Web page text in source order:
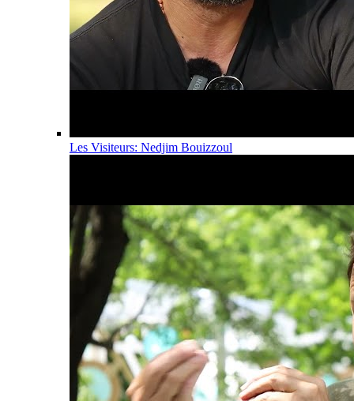
Les Visiteurs: Nedjim Bouizzoul